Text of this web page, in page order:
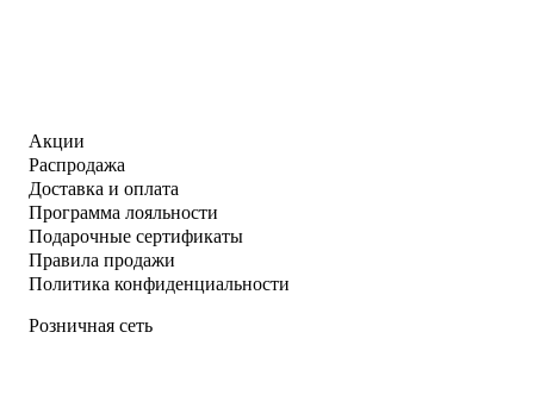
Акции
Распродажа
Доставка и оплата
Программа лояльности
Подарочные сертификаты
Правила продажи
Политика конфиденциальности
Розничная сеть